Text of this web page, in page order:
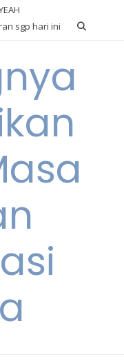
sgp hari ini